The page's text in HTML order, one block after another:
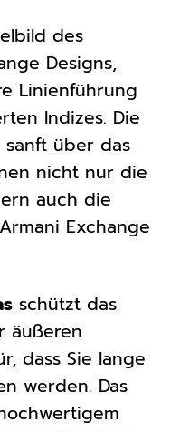
des
Designs,
Linienführung
Indizes. Die
über das
nicht nur die
auch die
Exchange
schützt das
äußeren
dass Sie lange
werden. Das